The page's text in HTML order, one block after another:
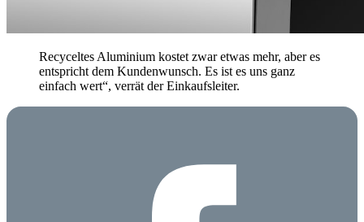
Recyceltes Aluminium kostet zwar etwas mehr, aber es
entspricht dem Kundenwunsch. Es ist es uns ganz
einfach wert“, verrät der Einkaufsleiter.